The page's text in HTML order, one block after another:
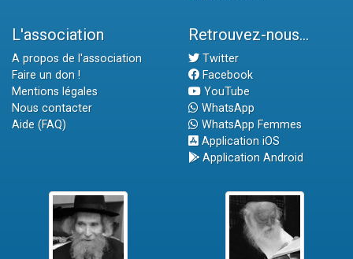
L'association
A propos de l'association
Faire un don !
Mentions légales
Nous contacter
Aide (FAQ)
Retrouvez-nous...
Twitter
Facebook
YouTube
WhatsApp
WhatsApp Femmes
Application iOS
Application Android